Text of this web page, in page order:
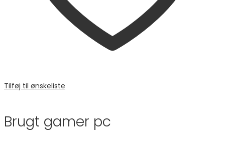
Tilføj til ønskeliste
Brugt gamer pc